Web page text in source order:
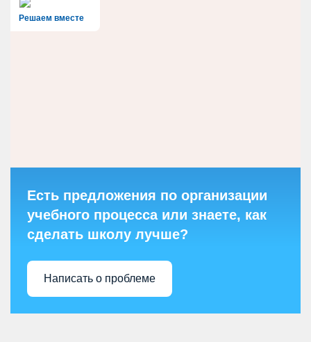
Решаем вместе
Есть предложения по организации
учебного процесса или знаете, как
сделать школу лучше?
Написать о проблеме